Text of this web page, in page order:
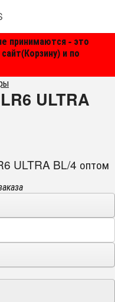
принимаются - это
и по
LR6 ULTRA
ULTRA BL/4 оптом